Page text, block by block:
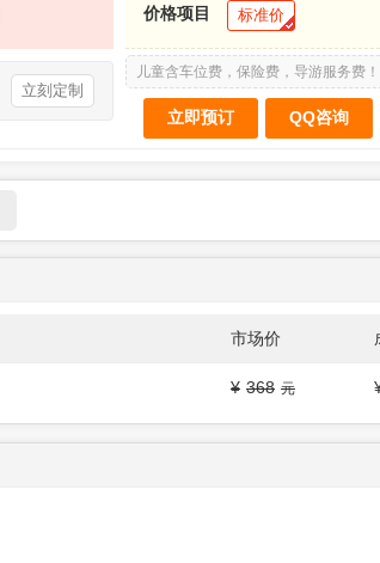
立刻定制
价格项目 标准价
儿童含车位费，保险费，导游服务费！
市场价
368